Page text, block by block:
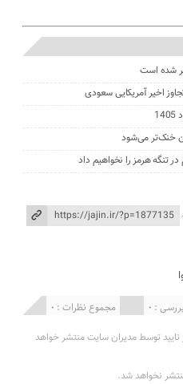
شده است
اخیر آمریکایی سعودی
خنک‌تر می‌شود
تنگه هرمز را نخواهیم داد
مجموع نظرات : 0 : 0
توسط مدیران سایت منتشر خواهد
نخواهد شد.